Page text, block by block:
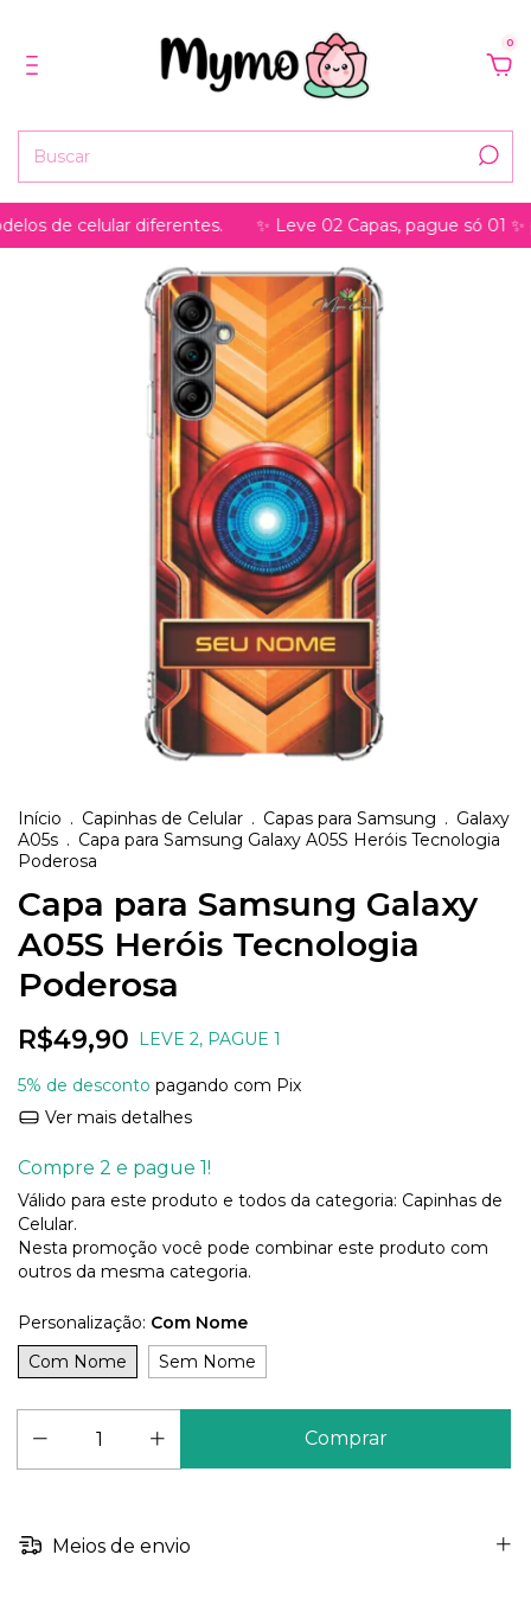
0
de celular diferentes. ✨ Leve 02 Capas, pague só 01 ✨
Início . Capinhas de Celular . Capas para Samsung . Galaxy
A05s . Capa para Samsung Galaxy A05S Heróis Tecnologia
Poderosa
Capa para Samsung Galaxy
A05S Heróis Tecnologia
Poderosa
R$49,90 LEVE 2, PAGUE 1
5% de desconto pagando com Pix
Ver mais detalhes
Compre 2 e pague 1!
Válido para este produto e todos da categoria: Capinhas de
Celular.
Nesta promoção você pode combinar este produto com
outros da mesma categoria.
Personalização: Com Nome
Com Nome
Sem Nome
Meios de envio